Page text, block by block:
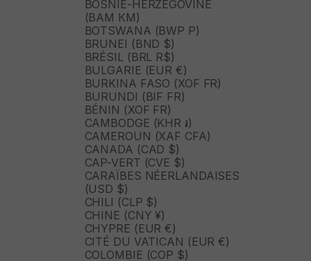
BOSNIE-HERZÉGOVINE
(BAM КМ)
BOTSWANA (BWP P)
BRUNEI (BND $)
BRÉSIL (BRL R$)
BULGARIE (EUR €)
BURKINA FASO (XOF FR)
BURUNDI (BIF FR)
BÉNIN (XOF FR)
CAMBODGE (KHR ៛)
CAMEROUN (XAF CFA)
CANADA (CAD $)
CAP-VERT (CVE $)
CARAÏBES NÉERLANDAISES
(USD $)
CHILI (CLP $)
CHINE (CNY ¥)
CHYPRE (EUR €)
CITÉ DU VATICAN (EUR €)
COLOMBIE (COP $)